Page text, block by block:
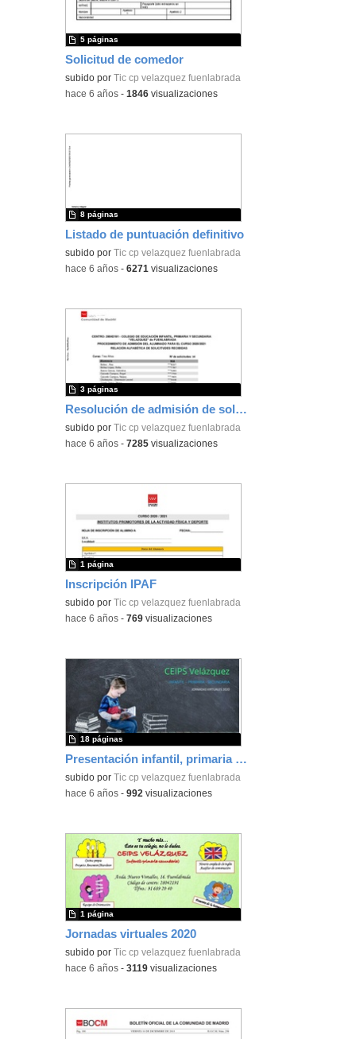
Solicitud de comedor
subido por Tic cp velazquez fuenlabrada
5 páginas
-hace 6 años -1846 visualizaciones
Listado de puntuación definitivo
subido por Tic cp velazquez fuenlabrada
8 páginas
-hace 6 años -6271 visualizaciones
Resolución de admisión de solicitudes
subido por Tic cp velazquez fuenlabrada
3 páginas
-hace 6 años -7285 visualizaciones
Inscripción IPAF
subido por Tic cp velazquez fuenlabrada
1 página
-hace 6 años -769 visualizaciones
Presentación infantil, primaria y secundaria
subido por Tic cp velazquez fuenlabrada
18 páginas
-hace 6 años -992 visualizaciones
Jornadas virtuales 2020
subido por Tic cp velazquez fuenlabrada
1 página
-hace 6 años -3119 visualizaciones